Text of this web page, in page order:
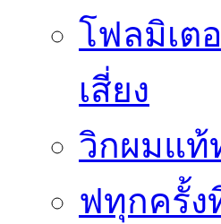
โฟลมิเต
เสี่ยง
วิกผมแท้
ฟทุกครั้ง